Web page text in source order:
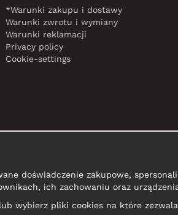
*Warunki zakupu i dostawy
Warunki zwrotu i wymiany
Warunki reklamacji
Privacy policy
Cookie-settings
doświadczenie zakupowe,
ich zachowaniu oraz
wybierz pliki cookies na które